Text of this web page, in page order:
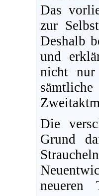
Das
zur
Deshalb
und
nicht
Die
Grund
neueren